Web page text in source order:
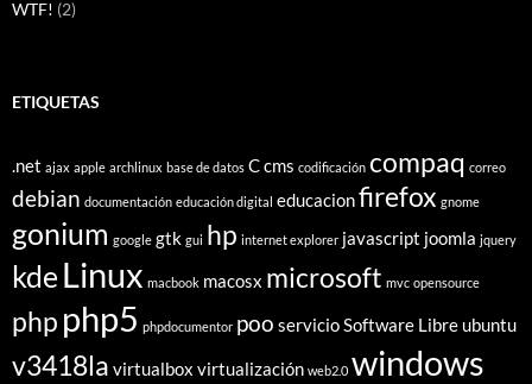
WTF! (2)
ETIQUETAS
.net ajax apple archlinux base de datos Ccms codificación compaq correo
debian documentación educación digital educacionfirefox gnome
gonium google gtk gui hp internet explorer javascript joomla jquery
kde Linux macbook macosx microsoft mvc opensource
php php5 phpdocumentor poo servicioSoftware Libre ubuntu
v3418la virtualbox virtualización web2.0 windows